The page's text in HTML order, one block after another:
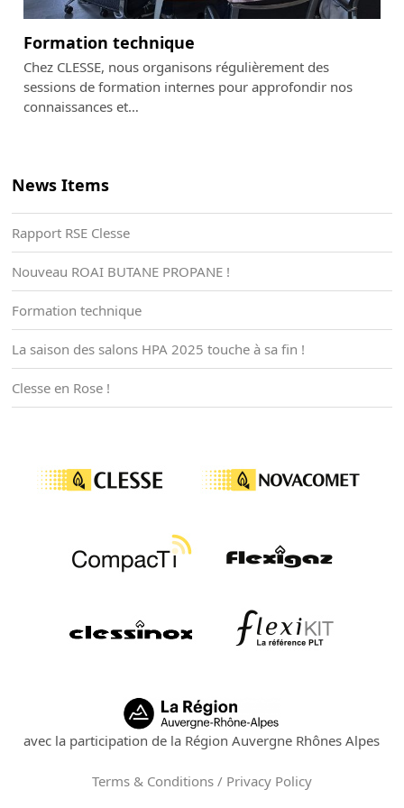
Formation technique
Chez CLESSE, nous organisons régulièrement des
sessions de formation internes pour approfondir nos
connaissances et…
News Items
Rapport RSE Clesse
Nouveau ROAI BUTANE PROPANE !
Formation technique
La saison des salons HPA 2025 touche à sa fin !
Clesse en Rose !
avec la participation de la Région Auvergne Rhônes Alpes
Terms & Conditions / Privacy Policy